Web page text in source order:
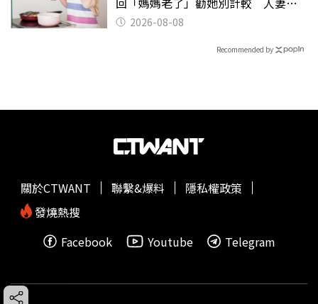
崩潰：我像台傭
2026-08-08
Recommended by
關於CTWANT 聯繫&爆料
隱私權政策
發燒熱搜
Facebook
Youtube Telegram